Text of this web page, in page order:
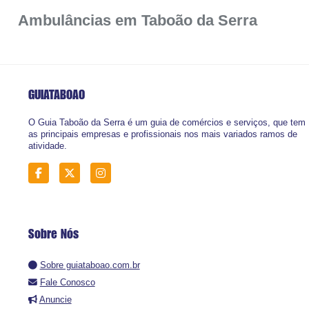
Ambulâncias em Taboão da Serra
GUIATABOAO
O Guia Taboão da Serra é um guia de comércios e serviços, que tem
as principais empresas e profissionais nos mais variados ramos de
atividade.
Sobre Nós
Sobre guiataboao.com.br
Fale Conosco
Anuncie